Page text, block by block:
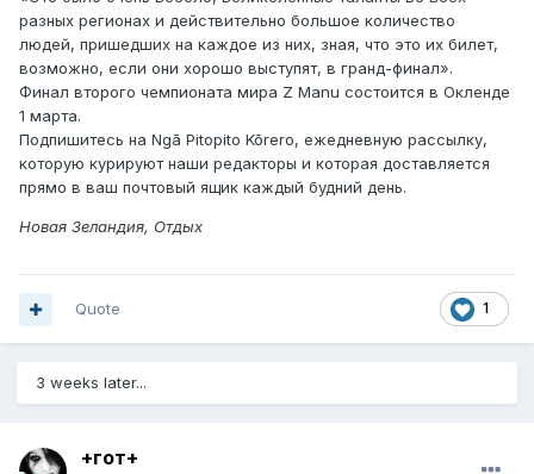
разных регионах и действительно большое количество
людей, пришедших на каждое из них, зная, что это их билет,
возможно, если они хорошо выступят, в гранд-финал».
Финал второго чемпионата мира Z Manu состоится в Окленде
1 марта.
Подпишитесь на Ngā Pitopito Kōrero, ежедневную рассылку,
которую курируют наши редакторы и которая доставляется
прямо в ваш почтовый ящик каждый будний день.
Новая Зеландия, Отдых
1
Quote
3 weeks later...
+гот+